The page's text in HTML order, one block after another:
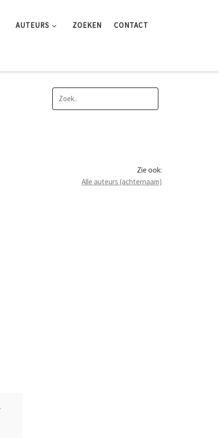
AUTEURS ZOEKEN CONTACT
Zie ook:
Alle auteurs (achternaam)